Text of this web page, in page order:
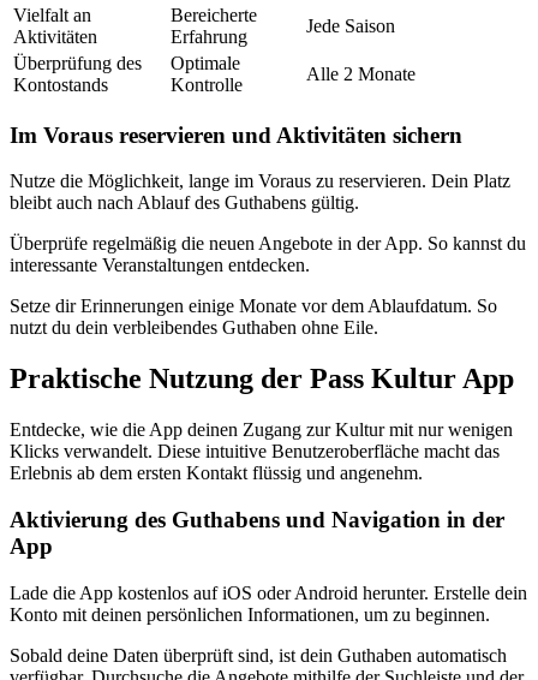
Vielfalt an
Aktivitäten
Bereicherte
Erfahrung
Jede Saison
Überprüfung des
Kontostands
Optimale
Kontrolle
Alle 2 Monate
Im Voraus reservieren und Aktivitäten sichern
Nutze die Möglichkeit, lange im Voraus zu reservieren. Dein Platz
bleibt auch nach Ablauf des Guthabens gültig.
Überprüfe regelmäßig die neuen Angebote in der App. So kannst du
interessante Veranstaltungen entdecken.
Setze dir Erinnerungen einige Monate vor dem Ablaufdatum. So
nutzt du dein verbleibendes Guthaben ohne Eile.
Praktische Nutzung der Pass Kultur App
Entdecke, wie die App deinen Zugang zur Kultur mit nur wenigen
Klicks verwandelt. Diese intuitive Benutzeroberfläche macht das
Erlebnis ab dem ersten Kontakt flüssig und angenehm.
Aktivierung des Guthabens und Navigation in der
App
Lade die App kostenlos auf iOS oder Android herunter. Erstelle dein
Konto mit deinen persönlichen Informationen, um zu beginnen.
Sobald deine Daten überprüft sind, ist dein Guthaben automatisch